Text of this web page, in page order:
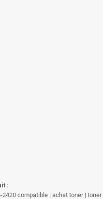
:
compatible | achat toner |